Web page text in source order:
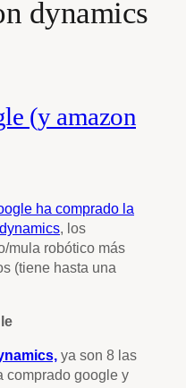
dynamics
(y amazon
ha comprado la
, los
mula robótico más
(tiene hasta una
ya son 8 las
comprado google y